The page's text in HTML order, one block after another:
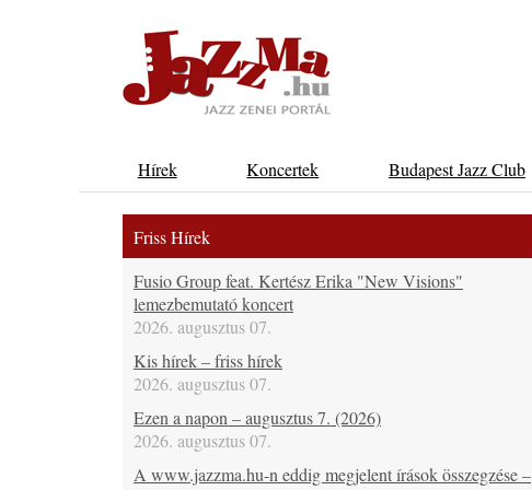
Hírek Koncertek Budapest Jazz Club
Friss Hírek
Fusio Group feat. Kertész Erika "New Visions"
lemezbemutató koncert
2026. augusztus 07.
Kis hírek – friss hírek
2026. augusztus 07.
Ezen a napon – augusztus 7. (2026)
2026. augusztus 07.
A www.jazzma.hu-n eddig megjelent írások összegzése –